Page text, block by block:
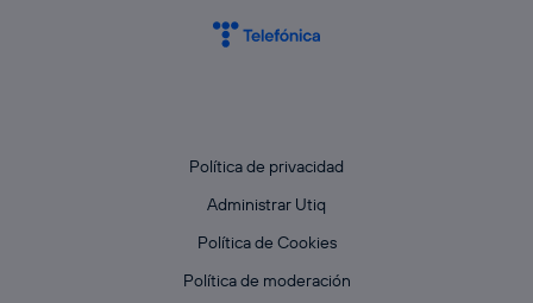
Política de privacidad
Administrar Utiq
Política de Cookies
Política de moderación